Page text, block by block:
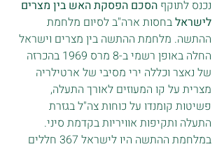
נכנס לתוקף הסכם הפסקת האש בין מצרים
לישראל בחסות ארה"ב לסיום מלחמת
ההתשה. מלחמת ההתשה בין מצרים וישראל
החלה באופן רשמי ב-8 מרס 1969 בהכרזה
של נאצר וכללה ירי מסיבי של ארטילריה
מצרית על קו המעוזים לאורך התעלה,
פשיטות קומנדו על כוחות צה"ל בגזרת
התעלה ותקיפות אוויריות בקדמת סיני.
במלחמת ההתשה היו לישראל 367 חללים